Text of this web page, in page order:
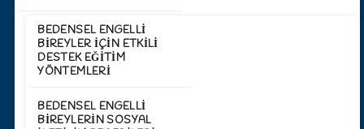
BEDENSEL ENGELLI
BIREYLER İÇIN ETKILI
DESTEK EĞITIM
YÖNTEMLERI
BEDENSEL ENGELLI
BIREYLERIN SOSYAL